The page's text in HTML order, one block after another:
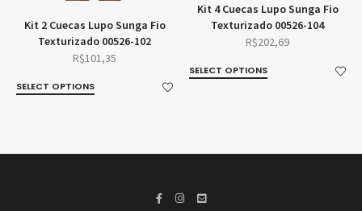
Kit 4 Cuecas Lupo Sunga Fio
Texturizado 00526-104
R$202,69
SELECT OPTIONS
Kit 2 Cuecas Lupo Sunga Fio
Texturizado 00526-102
R$101,35
SELECT OPTIONS